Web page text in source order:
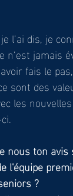
l’ai dis, je
n’est jamais
fais le
sont des
les
nous ton
l'équipe
?